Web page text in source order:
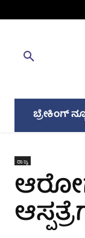
ಬ್ರೇಕಿಂಗ್
ರಾಜ್ಯ